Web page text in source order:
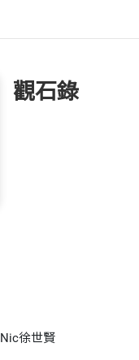
觀石錄
Nic徐世賢